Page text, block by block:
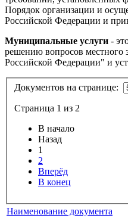
Порядок организации и
Российской Федерации и
Муниципальные услуги -
решению вопросов местного
Российской Федерации" и
Документов на странице:
Страница 1 из 2
В начало
Назад
1
2
Вперёд
В конец
Наименование документа